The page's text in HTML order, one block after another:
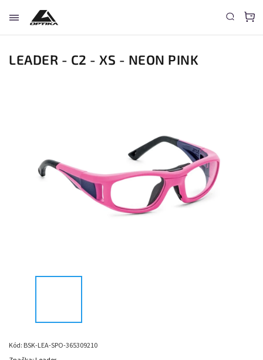
LEADER - C2 - XS - NEON PINK
Kód: BSK-LEA-SPO-365309210